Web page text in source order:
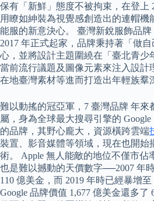
保有「新鮮」態度不被拘束，在登上
用瞭如紳裝為視覺感創造出的連帽
能服的新意決心。 臺灣新銳服飾品
2017 年正式起家，品牌秉持著「做
心，並將設計主題圍繞在「臺北青少
當前流行議題及圖像元素來注入設計
在地臺灣素材等進而打造出年輕族羣
難以動搖的冠亞軍，7 臺灣品牌 年來
屬，身為全球最大搜尋引擎的
的品牌，其野心龐大，資源橫跨雲端
裝置、影音媒體等領域，現在也開始
術。 Apple 無人能敵的地位不僅市佔
也是難以撼動的天價數字──2007 年
110 億美金，而 2019 年時已經暴增
Google 品牌價值 1,677 億美金還多了